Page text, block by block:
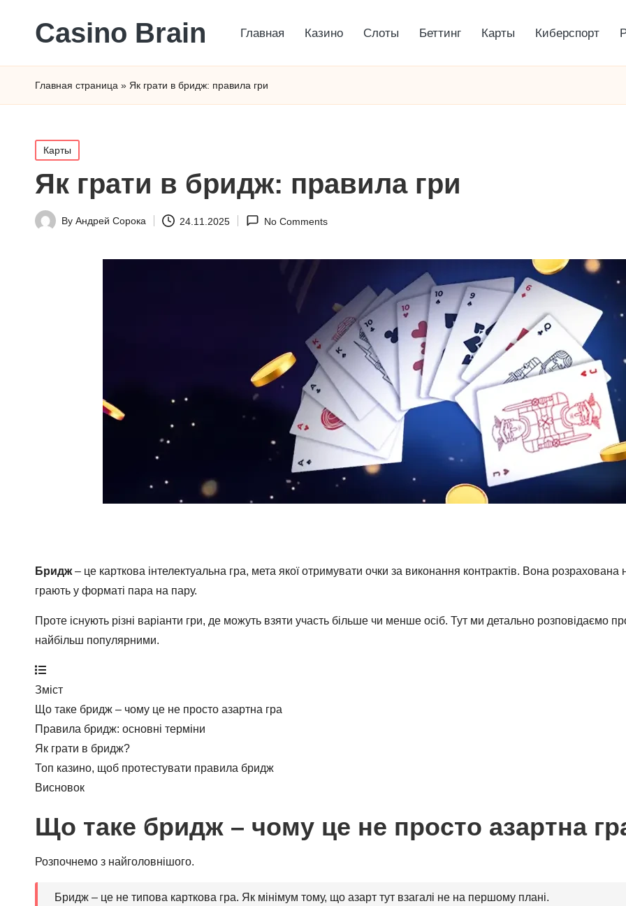
Сasino Brain Главная Казино Слоты Беттинг Карты Киберспорт
Главная страница » Як грати в бридж: правила гри
Posted
in
Карты
Як грати в бридж: правила гри
PostedBy Андрей Сорока 24.11.2025 No Comments
Бридж– це карткова інтелектуальна гра, мета якої отримувати очки за виконання контрактів. Вона розрахована
грають у форматі пара на пару.
Проте існують різні варіанти гри, де можуть взяти участь більше чи менше осіб. Тут ми детально розповідаємо
найбільш популярними.
Зміст
Що таке бридж – чому це не просто азартна гра
Правила бридж: основні терміни
Як грати в бридж?
Топ казино, щоб протестувати правила бридж
Висновок
Що таке бридж – чому це не просто азартна
Розпочнемо з найголовнішого.
Бридж – це не типова карткова гра. Як мінімум тому, що азарт тут взагалі не на першому плані.